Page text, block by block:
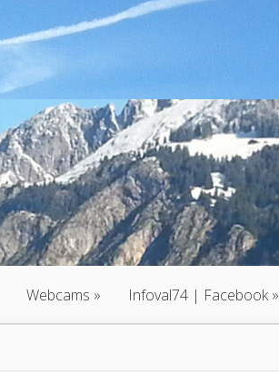
Webcams » Infoval74 | Facebook»